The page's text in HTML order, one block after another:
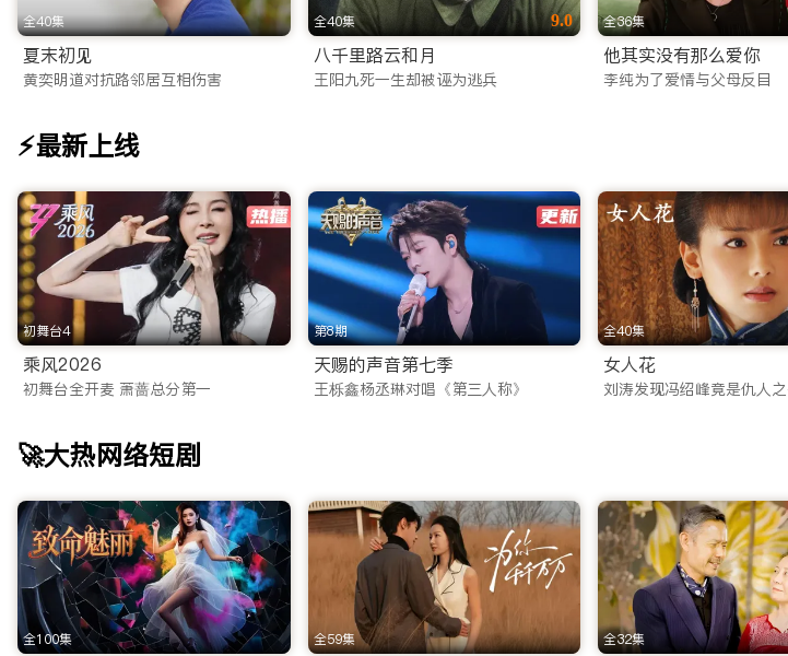
中得到慰藉。
一站式满足：从iTalkBB TV App到网页端的无缝体验
为了适应现代快节奏的生活方式，我们不仅优化了网页端体验，更重磅推出了功能强大的 iTalkBB
离线缓存：作为一款贴心的免费电视剧app，我们支持视频下载功能，让您在通勤、飞行或无网络环
投屏功能：一键投屏至电视，瞬间将客厅变身家庭影院，与家人共享大屏观影乐趣。
海量片库：2025最新电视剧在线网站流量密码
ITalkBB TV 汇聚了全网最全的海外华人影视资源，且每日实时更新。为了满足不同年龄层和兴趣爱
1. 热门大陆电视剧矩阵
我们是您寻找电视剧在线网站的最佳归宿。无论您偏好哪种类型，这里都有：
古装权谋与仙侠：收录了2025年最新的古装大制作。从庙堂之高的权谋博弈，到江湖之远的快意恩
都市情感与职场：聚焦现代都市生活，涵盖职场逆袭、家庭伦理、甜蜜恋爱等题材，深度剖析当代人
悬疑刑侦与谍战：专为喜爱烧脑剧情的观众准备，高能反转的探案剧和紧张刺激的谍战剧，让您欲罢
2. 高清院线电影点播
无需前往电影院，iTalkBB TV 为您同步国内院线大片。无论是春节档的合家欢喜剧、国庆档的主旋
一帧画面都清晰细腻，是您周末休闲的线上看剧网站推荐首选。
3. 爆款综艺与少儿动画
全40集
夏末初见
黄奕明道对抗路邻居互相伤害
全40集 9.0
八千里路云和月
王阳九死一生却被诬为逃兵
全36集
他其实没有那么爱你
李纯为了爱情与父母反目
⚡最新上线
初舞台4
乘风2026
初舞台全开麦 萧蔷总分第一
第8期
天赐的声音第七季
王栎鑫杨丞琳对唱《第三人称》
全40集
女人花
刘涛发现冯绍峰竟是仇人
🚀大热网络短剧
全100集 全59集 全32集